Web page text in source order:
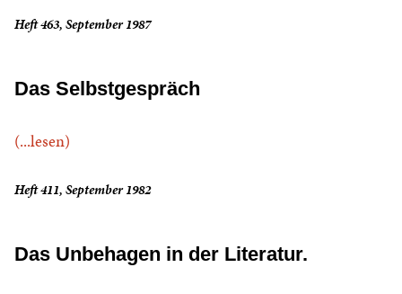
Heft 463, September 1987
Das Selbstgespräch
(...lesen)
Heft 411, September 1982
Das Unbehagen in der Literatur.